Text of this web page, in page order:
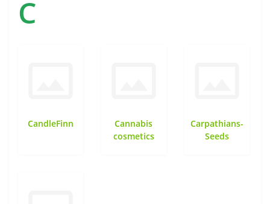
C
CandleFinn
Cannabis
cosmetics
Carpathians-
Seeds